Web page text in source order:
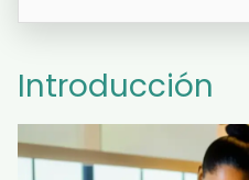
Introducción